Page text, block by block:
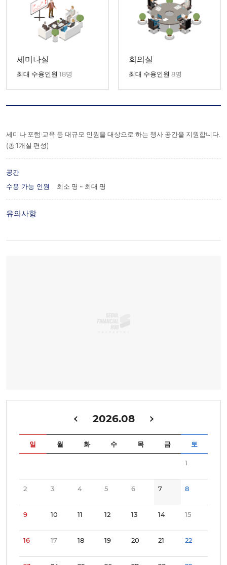
세미나실
최대 수용인원 18명
회의실
최대 수용인원 8명
세미나·포럼·교육 등 대규모 인원을 대상으로 하는 행사 공간을 지원합니다.
(총 1개실 편성)
공간
수용 가능 인원
최소 명 ~ 최대 명
유의사항
2026.08
일 월 화 수 목 금 토
1
2 3 4 5 6 7 8
9 10 11 12 13 14 15
16 17 18 19 20 21 22